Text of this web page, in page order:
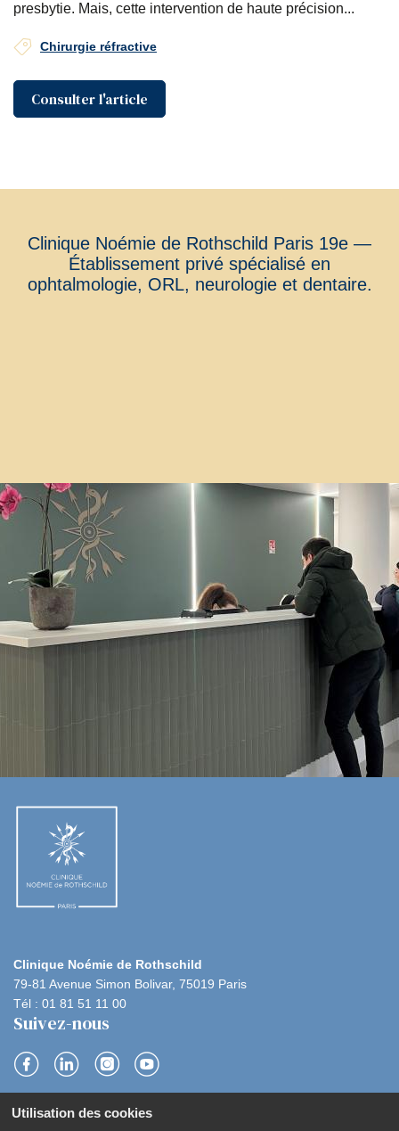
Utilisation des cookies
presbytie. Mais, cette intervention de haute précision...
Chirurgie réfractive
Consulter l'article
Clinique Noémie de Rothschild Paris 19e —
Établissement privé spécialisé en
ophtalmologie, ORL, neurologie et dentaire.
Clinique Noémie de Rothschild
79-81 Avenue Simon Bolivar, 75019 Paris
Tél : 01 81 51 11 00
Suivez-nous
S
u
S
u
S
u
S
u